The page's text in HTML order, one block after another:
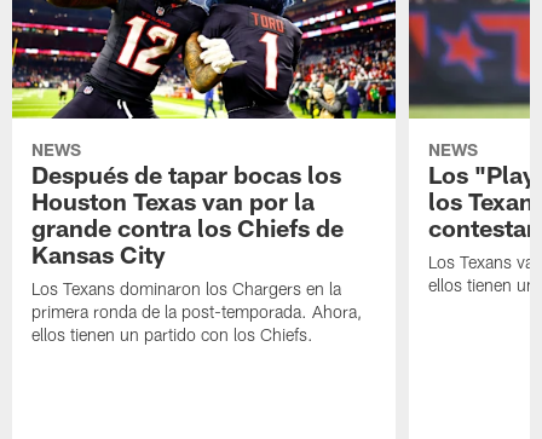
NEWS
Después de tapar bocas los
Houston Texas van por la
grande contra los Chiefs de
Kansas City
Los Texans dominaron los Chargers en la
primera ronda de la post-temporada. Ahora,
ellos tienen un partido con los Chiefs.
NEWS
Los
los
contestar
Los Texans
ellos tienen un